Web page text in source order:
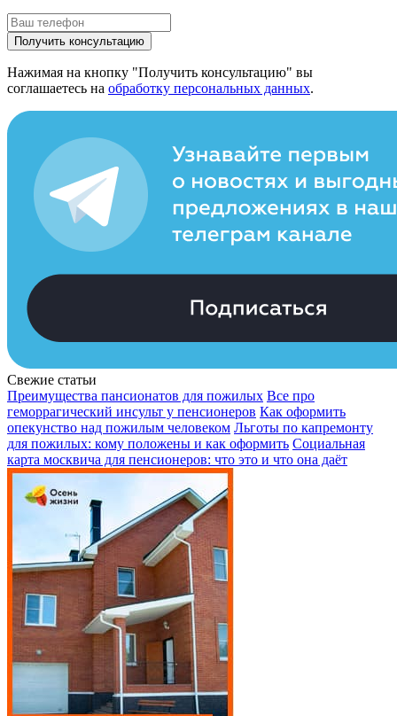
Получить консультацию
Нажимая на кнопку "Получить консультацию" вы
соглашаетесь на обработку персональных данных.
Свежие статьи
Преимущества пансионатов для пожилых Все про
геморрагический инсульт у пенсионеров Как оформить
опекунство над пожилым человеком Льготы по капремонту
для пожилых: кому положены и как оформить Социальная
карта москвича для пенсионеров: что это и что она даёт